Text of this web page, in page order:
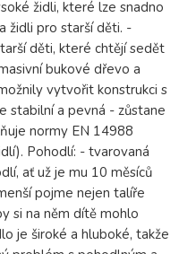
židli, které lze snadno
židli pro starší děti. -
děti, které chtějí sedět
bukové dřevo a
vytvořit konstrukci s
stabilní a pevná - zůstane
normy EN 14988
Pohodlí: - tvarovaná
ať už je mu 10 měsíců
pojme nejen talíře
si na něm dítě mohlo
je široké a hluboké, takže